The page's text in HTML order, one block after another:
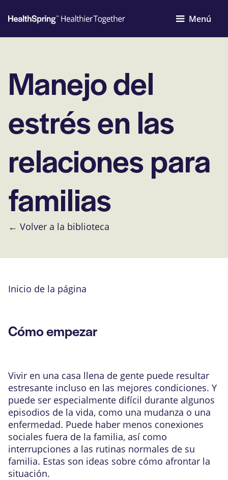
Menú
Manejo del
estrés en las
relaciones para
familias
← Volver a la biblioteca
Inicio de la página
Cómo empezar
Vivir en una casa llena de gente puede resultar
estresante incluso en las mejores condiciones. Y
puede ser especialmente difícil durante algunos
episodios de la vida, como una mudanza o una
enfermedad. Puede haber menos conexiones
sociales fuera de la familia, así como
interrupciones a las rutinas normales de su
familia. Estas son ideas sobre cómo afrontar la
situación.